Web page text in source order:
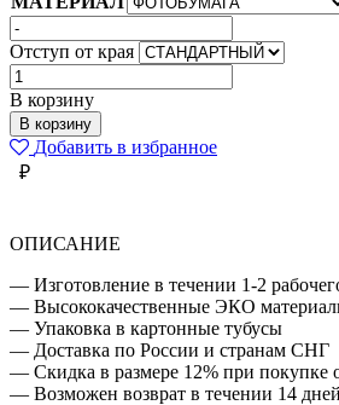
Отступ от края
Количество
товара
РАКУШКА
ИЛЛЮСТРАЦИЯ
В корзину
В корзину
Добавить в избранное
₽
ОПИСАНИЕ
— Изготовление в течении 1-2
— Высококачественные ЭКО
— Упаковка в картонные тубусы
— Доставка по России и странам СНГ
— Скидка в размере 12% при покупке
— Возможен возврат в течении 14 дней